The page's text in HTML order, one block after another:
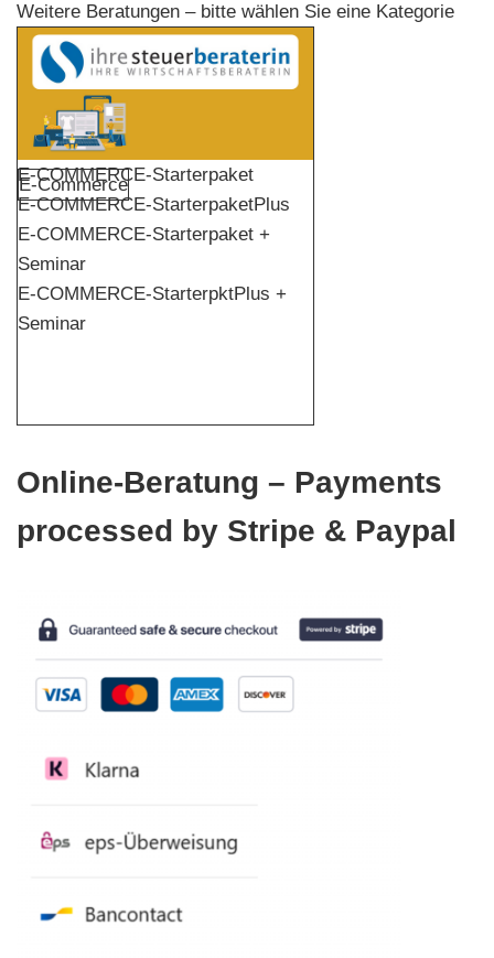
Weitere Beratungen – bitte wählen Sie eine Kategorie
E-Commerce
E-COMMERCE-Starterpaket
E-COMMERCE-StarterpaketPlus
E-COMMERCE-Starterpaket +
Seminar
E-COMMERCE-StarterpktPlus +
Seminar
Online-Beratung – Payments
processed by Stripe & Paypal